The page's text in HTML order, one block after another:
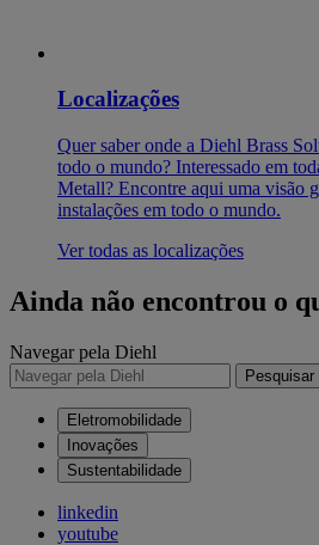
Localizações
Quer saber onde a Diehl Brass
todo o mundo? Interessado em
Metall? Encontre aqui uma visão
instalações em todo o mundo.
Ver todas as localizações
Ainda não encontrou o
Navegar pela Diehl
Pesquisar
Eletromobilidade
Inovações
Sustentabilidade
linkedin
youtube